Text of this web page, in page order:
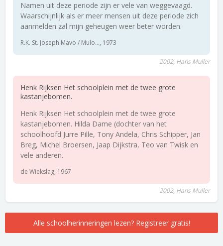
Namen uit deze periode zijn er vele van weggevaagd.
Waarschijnlijk als er meer mensen uit deze periode zich
aanmelden zal mijn geheugen weer beter worden.
R.K. St. Joseph Mavo / Mulo..., 1973
2002, Hans Muller
Henk Rijksen Het schoolplein met de twee grote
kastanjebomen.
Henk Rijksen Het schoolplein met de twee grote
kastanjebomen. Hilda Dame (dochter van het
schoolhoofd Jurre Pille, Tony Andela, Chris Schipper, Jan
Breg, Michel Broersen, Jaap Dijkstra, Teo van Twisk en
vele anderen.
de Wiekslag, 1967
2002, Hans Muller
Alle schoolherinneringen lezen? Registreer gratis!